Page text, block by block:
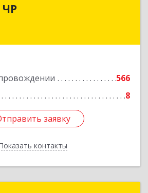
566
8
заявку
контакты
Респ, Грозный г, Путина пр-
заявку
Назад